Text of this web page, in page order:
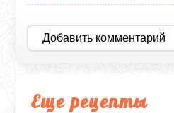
Добавить комментарий
Еще рецепты